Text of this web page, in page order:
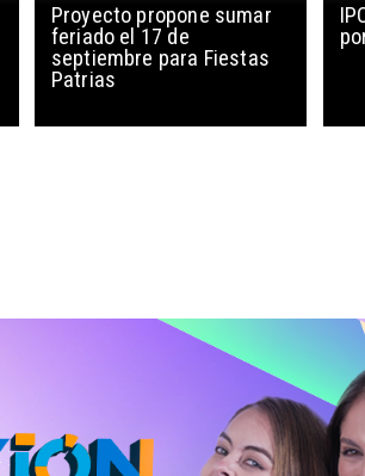
Proyecto propone sumar
feriado el 17 de
septiembre para Fiestas
Patrias